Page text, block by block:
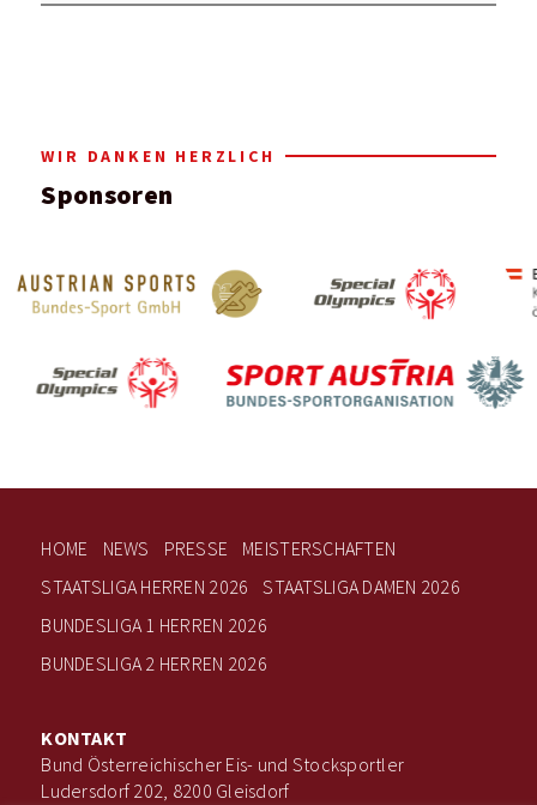
WIR DANKEN HERZLICH
Sponsoren
HOME NEWS PRESSE
MEISTERSCHAFTEN
STAATSLIGA HERREN 2026
STAATSLIGA DAMEN 2026
BUNDESLIGA 1 HERREN 2026
BUNDESLIGA 2 HERREN 2026
KONTAKT
Bund Österreichischer Eis- und Stocksportler
Ludersdorf 202, 8200 Gleisdorf